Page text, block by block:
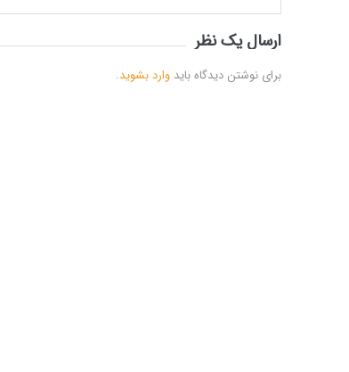
ارسال یک نظر
برای نوشتن دیدگاه بایدوارد بشوید.